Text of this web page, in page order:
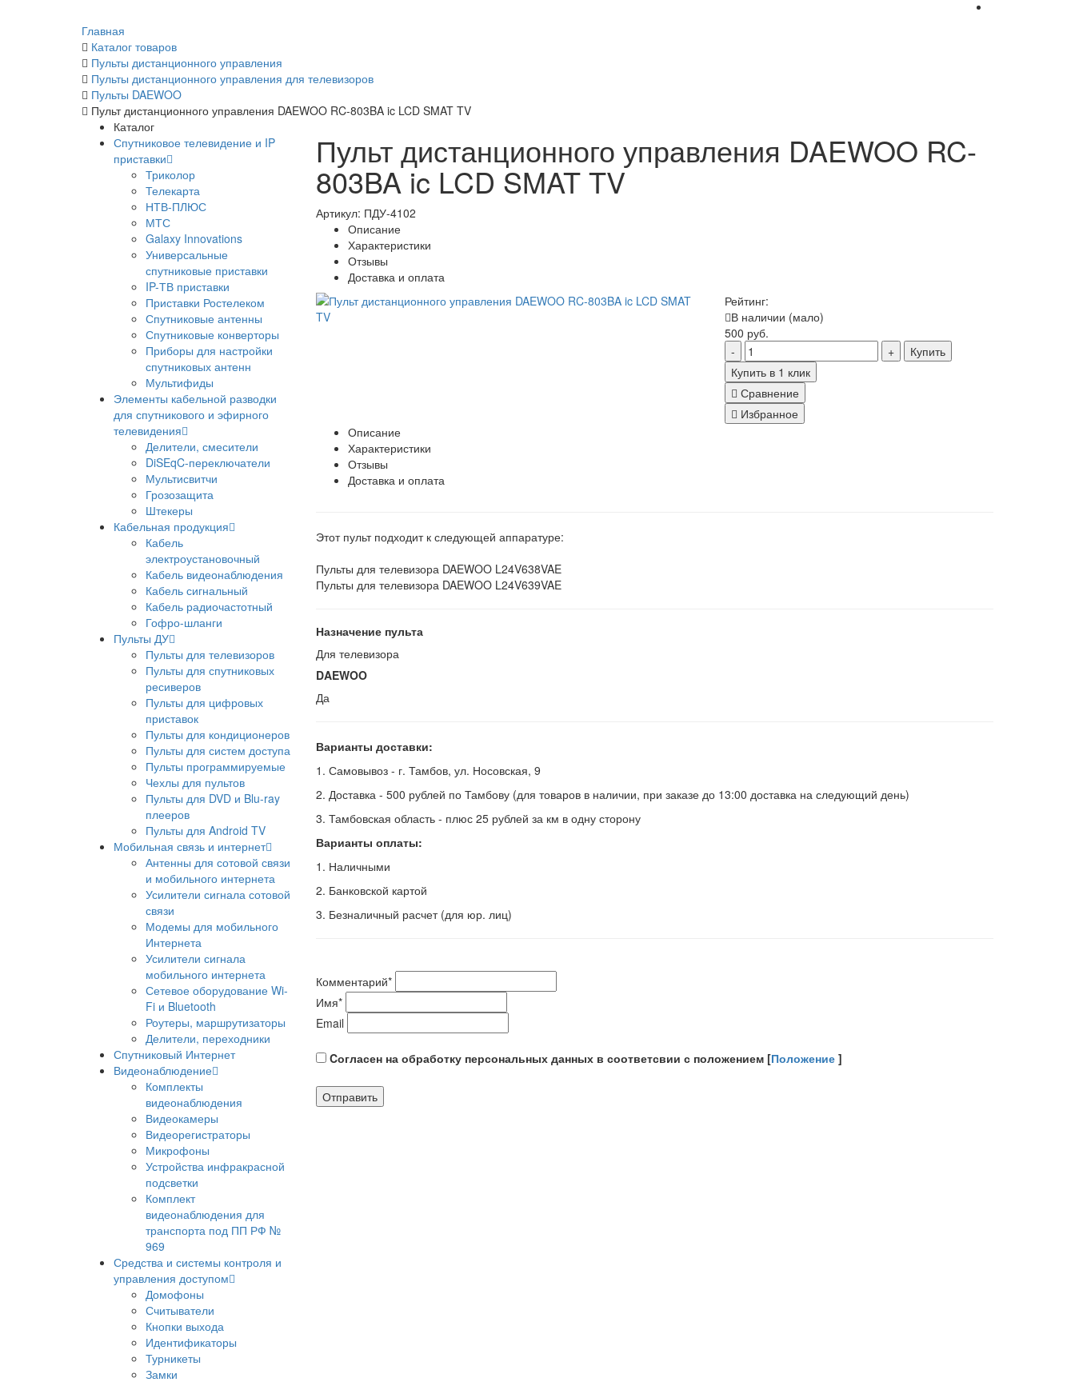
Главная
Каталог товаров
Пульты дистанционного управления
Пульты дистанционного управления для телевизоров
Пульты DAEWOO
Пульт дистанционного управления DAEWOO RC-803BA ic LCD SMAT TV
Каталог
Спутниковое телевидение и IP
приставки
Триколор
Телекарта
НТВ-ПЛЮС
МТС
Galaxy Innovations
Универсальные
спутниковые приставки
IP-ТВ приставки
Приставки Ростелеком
Спутниковые антенны
Спутниковые конверторы
Приборы для настройки
спутниковых антенн
Мультифиды
Элементы кабельной разводки
для спутникового и эфирного
телевидения
Делители, смесители
DiSEqC-переключатели
Мультисвитчи
Грозозащита
Штекеры
Кабельная продукция
Кабель
электроустановочный
Кабель видеонаблюдения
Кабель сигнальный
Кабель радиочастотный
Гофро-шланги
Пульты ДУ
Пульты для телевизоров
Пульты для спутниковых
ресиверов
Пульты для цифровых
приставок
Пульты для кондиционеров
Пульты для систем доступа
Пульты программируемые
Чехлы для пультов
Пульты для DVD и Blu-ray
плееров
Пульты для Android TV
Мобильная связь и интернет
Антенны для сотовой связи
и мобильного интернета
Усилители сигнала сотовой
связи
Модемы для мобильного
Интернета
Усилители сигнала
мобильного интернета
Сетевое оборудование Wi-
Fi и Bluetooth
Роутеры, маршрутизаторы
Делители, переходники
Спутниковый Интернет
Видеонаблюдение
Комплекты
видеонаблюдения
Видеокамеры
Видеорегистраторы
Микрофоны
Устройства инфракрасной
подсветки
Комплект
видеонаблюдения для
транспорта под ПП РФ №
969
Средства и системы контроля и
управления доступом
Домофоны
Считыватели
Кнопки выхода
Идентификаторы
Турникеты
Замки
Пульт дистанционного управления DAEWOO RC-
803BA ic LCD SMAT TV
Артикул: ПДУ-4102
Описание
Характеристики
Отзывы
Доставка и оплата
Рейтинг:
В наличии (мало)
500 руб.
Купить
Купить в 1 клик
Сравнение
Избранное
Описание
Характеристики
Отзывы
Доставка и оплата
Этот пульт подходит к следующей аппаратуре:
Пульты для телевизора DAEWOO L24V638VAE
Пульты для телевизора DAEWOO L24V639VAE
Назначение пульта
Для телевизора
DAEWOO
Да
Варианты доставки:
1. Самовывоз - г. Тамбов, ул. Носовская, 9
2. Доставка - 500 рублей по Тамбову (для товаров в наличии, при заказе до 13:00 доставка на следующий день)
3. Тамбовская область - плюс 25 рублей за км в одну сторону
Варианты оплаты:
1. Наличными
2. Банковской картой
3. Безналичный расчет (для юр. лиц)
Комментарий*
Имя*
Email
Cогласен на обработку персональных данных в соответсвии с положением [Положение ]